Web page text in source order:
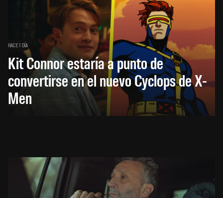
HACE 1 DÍA
Kit Connor estaría a punto de
convertirse en el nuevo Cyclops de X-
Men